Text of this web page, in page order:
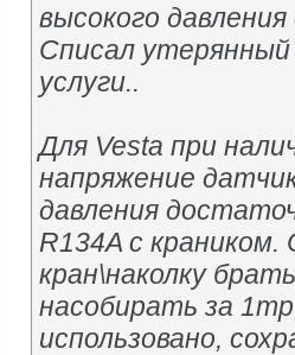
высокого
Списал
услуги..
Для Vesta при
напряжение
давления
R134A с
кран\наколку
насобирать за
использовано,